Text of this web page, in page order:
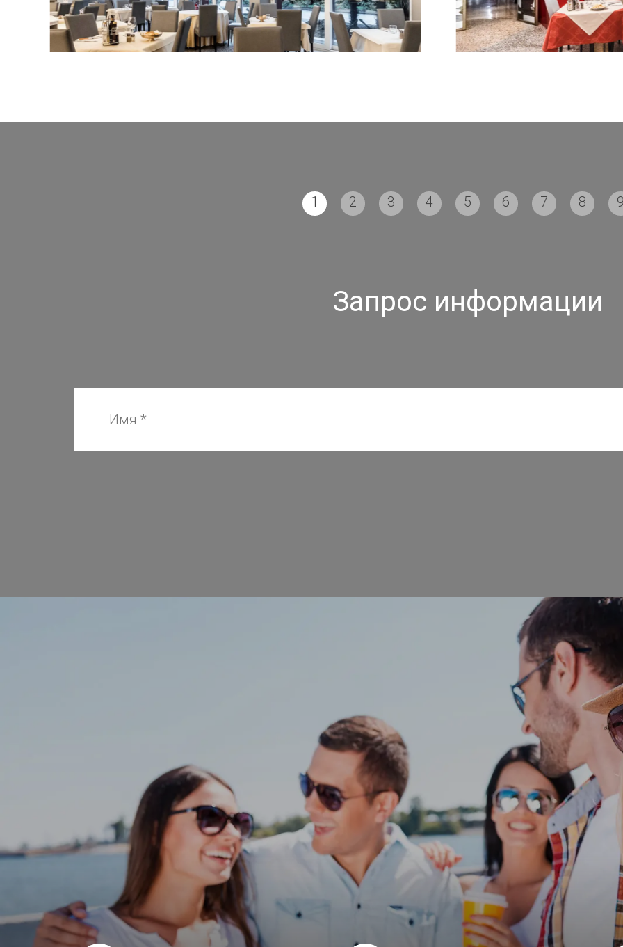
1 2 3 4 5 6 7 8
Запрос информации